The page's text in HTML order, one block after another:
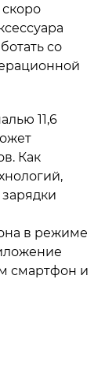
со
11,6
Как
в режиме
смартфон и